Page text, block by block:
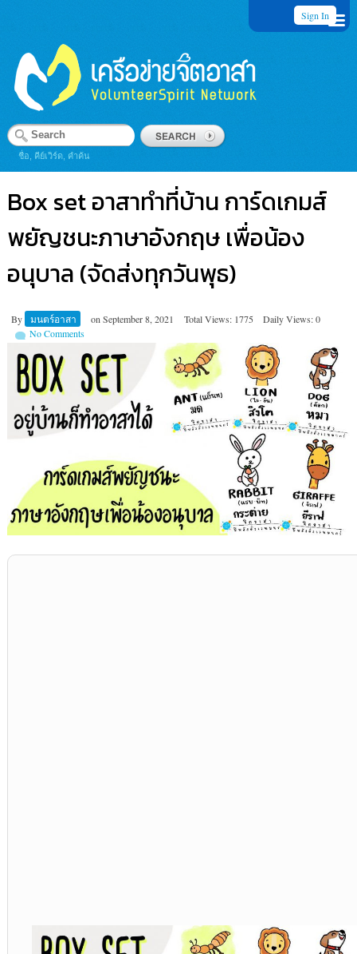
Sign In
ชื่อ, คีย์เวิร์ด, คำค้น
Box set อาสาทำที่บ้าน การ์ดเกมส์
พยัญชนะภาษาอังกฤษ เพื่อน้อง
อนุบาล (จัดส่งทุกวันพุธ)
By มนตร์อาสา on September 8, 2021 Total Views: 1775
Daily Views: 0
No Comments